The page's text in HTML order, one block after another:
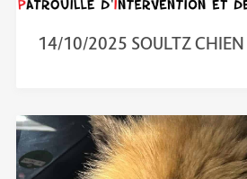
14/10/2025 SOULTZ CHIEN